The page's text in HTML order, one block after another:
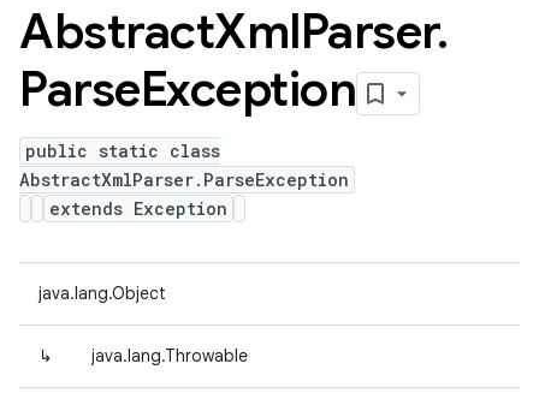
AbstractXmlParser.
ParseException
public static class
AbstractXmlParser.ParseException
extends Exception
java.lang.Object
↳ java.lang.Throwable